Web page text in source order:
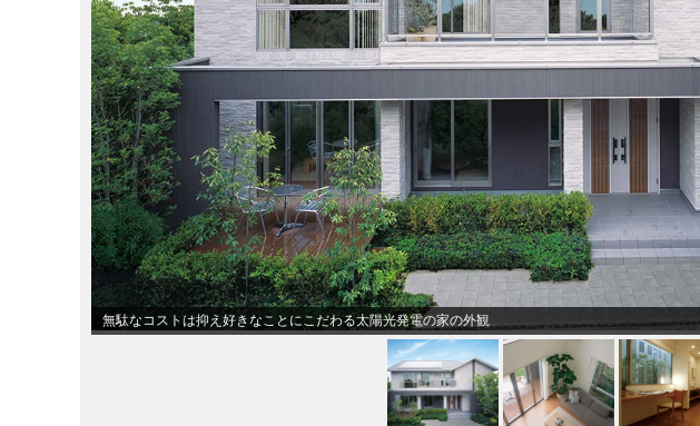
無駄なコストは抑え好きなことにこだわる太陽光発電の家の外観